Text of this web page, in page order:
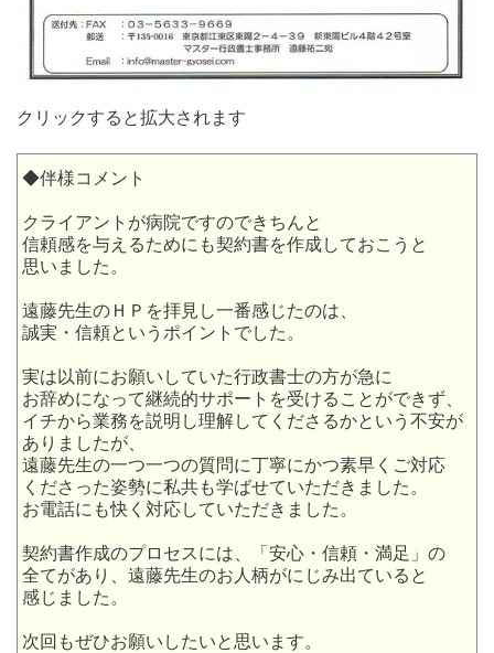
クリックすると拡大されます
◆伴様コメント
クライアントが病院ですのできちんと
信頼感を与えるためにも契約書を作成しておこうと
思いました。
遠藤先生のＨＰを拝見し一番感じたのは、
誠実・信頼というポイントでした。
実は以前にお願いしていた行政書士の方が急に
お辞めになって継続的サポートを受けることができず、
イチから業務を説明し理解してくださるかという不安が
ありましたが、
遠藤先生の一つ一つの質問に丁寧にかつ素早くご対応
くださった姿勢に私共も学ばせていただきました。
お電話にも快く対応していただきました。
契約書作成のプロセスには、「安心・信頼・満足」の
全てがあり、遠藤先生のお人柄がにじみ出ていると
感じました。
次回もぜひお願いしたいと思います。